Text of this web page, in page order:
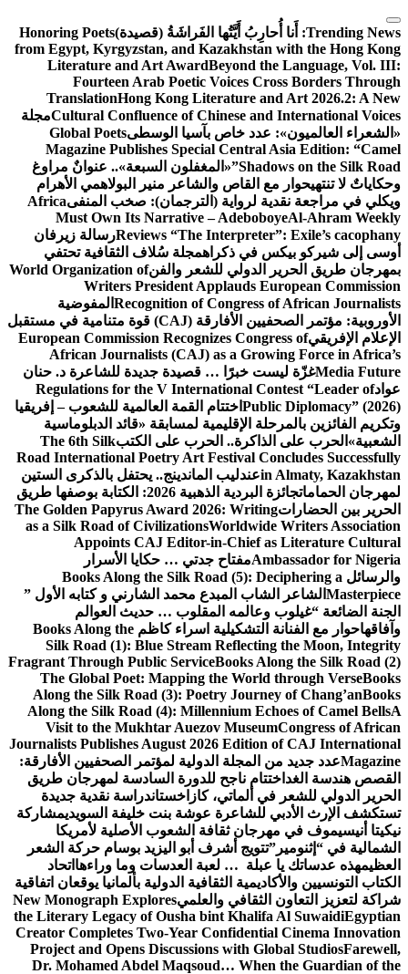
التجاوز
إلى
المحتوى
Trending News: أَنا أُحارِبُ أَيَّتُها الفَراشَةُ (قصيدة)Honoring Poets
from Egypt, Kyrgyzstan, and Kazakhstan with the Hong Kong
Literature and Art AwardBeyond the Language, Vol. III:
Fourteen Arab Poetic Voices Cross Borders Through
TranslationHong Kong Literature and Art 2026.2: A New
Cultural Confluence of Chinese and International Voicesمجلة
«الشعراء العالميون»: عدد خاص بآسيا الوسطىGlobal Poets
Magazine Publishes Special Central Asia Edition: “Camel
Shadows on the Silk Road” «المغفلون السبعة».. عنوانٌ مراوغ
وحكاياتٌ لا تنتهيحوار مع القاص والشاعر منير البولاهمي الأهرام
ويكلي في مراجعة نقدية لرواية (الترجمان): صخب المنفىAfrica
Must Own Its Narrative – AdeboboyeAl-Ahram Weekly
Reviews “The Interpreter”: Exile’s cacophanyرسالة زيرفان
أوسى إلى شيركو بيكس في ذكراهمجلة سُلاف الثقافية تحتفي
بمهرجان طريق الحرير الدولي للشعر والفنWorld Organization of
Writers President Applauds European Commission
Recognition of Congress of African Journalists المفوضية
الأوروبية: مؤتمر الصحفيين الأفارقة (CAJ) قوة متنامية في مستقبل
الإعلام الإفريقيEuropean Commission Recognizes Congress of
African Journalists (CAJ) as a Growing Force in Africa’s
Media Futureغزّة ليست خبرًا … قصيدة جديدة للشاعرة د. حنان
عوادRegulations for the V International Contest “Leader of
Public Diplomacy” (2026) اختتام القمة العالمية للشعوب – إفريقيا
وتكريم الفائزين بالمرحلة الإقليمية لمسابقة «قائد الدبلوماسية
الشعبية» الحرب على الذاكرة.. الحرب على الكتبThe 6th Silk
Road International Poetry Art Festival Concludes Successfully
in Almaty, Kazakhstanعندليب الماندينج.. يحتفل بالذكرى الستين
لمهرجان الحمامات
جائزة البردية الذهبية 2026: الكتابة بوصفها طريق
الحرير بين الحضاراتThe Golden Papyrus Award 2026: Writing
as a Silk Road of CivilizationsWorldwide Writers Association
Appoints CAJ Editor-in-Chief as Literature Cultural
Ambassador for Nigeriaمفتاح جدتي … حكايا الأسرار
والرسائل Books Along the Silk Road (5): Deciphering a
Masterpiece الشاعر الشاب المبدع محمد الشارني و كتابه الأول ”
الجنة الضائعة “غيلوب وعالمه المقلوب … حديث العوالم
وآفاقهاحوار مع الفنانة التشكيلية اسراء كاظم Books Along the
Silk Road (1): Blue Stream Reflecting the Moon, Integrity
Fragrant Through Public ServiceBooks Along the Silk Road (2)
The Global Poet: Mapping the World through VerseBooks
Along the Silk Road (3): Poetry Journey of Chang’anBooks
Along the Silk Road (4): Millennium Echoes of Camel BellsA
Visit to the Mukhtar Auezov MuseumCongress of African
Journalists Publishes August 2026 Edition of CAJ International
Magazineعدد جديد من المجلة الدولية لمؤتمر الصحفيين الأفارقة:
القصص هندسة الغد اختتام ناجح للدورة السادسة لمهرجان طريق
الحرير الدولي للشعر في ألماتي، كازاخستاندراسة نقدية جديدة
تستكشف الإرث الأدبي للشاعرة عوشة بنت خليفة السويديمشاركة
نيكيتا أنيسيموف في مهرجان ثقافة الشعوب الأصلية لأمريكا
الشمالية في “إثنومير”تتويج أشرف أبو اليزيد بوسام حركة الشعر
العظيمهذه عدساتك يا عبلة … لعبة العدسات وما وراءها اتحاد
الكتاب التونسيين والأكاديمية الثقافية الدولية بألمانيا يوقعان اتفاقية
شراكة لتعزيز التعاون الثقافي والعلميNew Monograph Explores
the Literary Legacy of Ousha bint Khalifa Al SuwaidiEgyptian
Creator Completes Two-Year Confidential Cinema Innovation
Project and Opens Discussions with Global StudiosFarewell,
Dr. Mohamed Abdel Maqsoud… When the Guardian of the